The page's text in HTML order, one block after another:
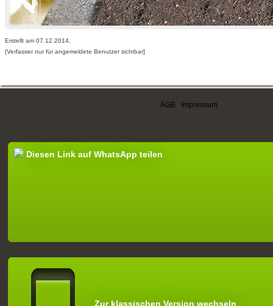
Erstellt am 07.12.2014,
[Verfasser nur für angemeldete Benutzer sichtbar]
AGB Impressum
Diesen Link auf WhatsApp teilen
Zur klassischen Version wechseln